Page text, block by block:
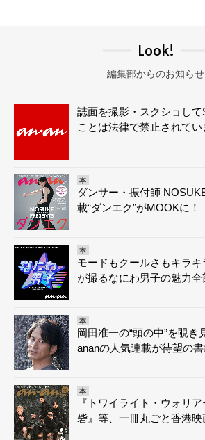
Look!
編集部からのお知らせ
誌面を撮影・スクショし
ことは法律で禁止されてい
本
ダンサー・振付師
載“ダンエク”がMOOKに！
本
モードもクールさもキラ
が撮るなにわ男子の魅力全
本
岡田准一の“頭の中”を覗き
ananの人気連載が待望の
本
『トワイライト・ウォリ
砦』等、一冊丸ごと香港映